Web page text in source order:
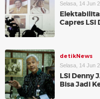
Selasa, 14 Jun
Capres LSI
detikNews
Selasa, 14 Jun
LSI Denny
Bisa Jadi